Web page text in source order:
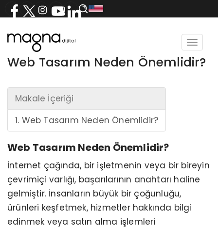
Toggle
Web Tasarım Neden Önemlidir?
Makale İçeriği
1. Web Tasarım Neden Önemlidir?
Web Tasarım Neden Önemlidir?
İnternet çağında, bir işletmenin veya bir bireyin
çevrimiçi varlığı, başarılarının anahtarı haline
gelmiştir. İnsanların büyük bir çoğunluğu,
ürünleri keşfetmek, hizmetler hakkında bilgi
edinmek veya satın alma işlemleri